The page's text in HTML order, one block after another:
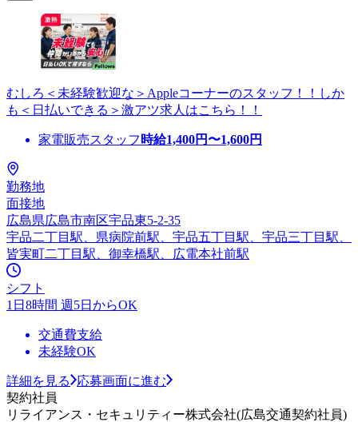
むしろ＜未経験歓迎な＞Appleコーナーのスタッフ！！しか
も＜日払いできる＞激アツ求人はこちら！！
家電販売スタッフ 時給1,400円〜1,600円
勤務地
面接地
広島県広島市南区宇品東5-2-35
宇品二丁目駅、県病院前駅、宇品五丁目駅、宇品三丁目駅、
皆実町二丁目駅、御幸橋駅、広電本社前駅
シフト
1日8時間 週5日からOK
交通費支給
未経験OK
詳細を見る
応募画面に進む
契約社員
リライアンス・セキュリティー株式会社(広島交通契約社員)